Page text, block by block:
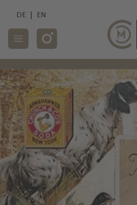
DE | EN
Mobile Navigation